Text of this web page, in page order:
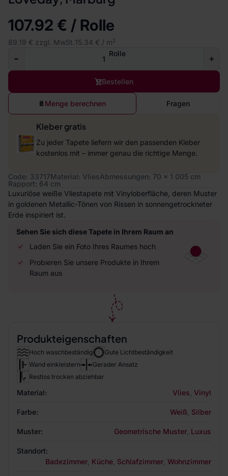
107.92 € / Rolle
89.19 € zzgl. MwSt. 15.34 € / m2
Rolle
Bestellen
Menge berechnen Fragen
Kleber gratis
Zu jeder Tapete liefern wir den passenden Kleber
kostenlos mit – immer genau die richtige Menge.
Code: 33717Material: VliesAbmessungen: 70 x 1 005 cm
Rapport: 64 cm
Luxuriöse weiße Vliestapete mit Vinyloberfläche, deren Muster
in goldenen Metallic-Tönen von Rissen in sonnengetrockneter
Erde inspiriert ist.
Sehen Sie sich diese Tapete in Ihrem Raum an
Laden Sie ein Foto Ihres Raumes hoch
Probieren Sie unsere Produkte in Ihrem
Raum aus
Produkteigenschaften
Hoch waschbeständig
Gute Lichtbeständigkeit
Wand einkleistern
Gerader Ansatz
Restlos trocken abziehbar
Material: Vlies Vinyl
Farbe: Weiß Silber
Muster: Geometrische Muster Luxus
Standort:
Badezimmer Küche Schlafzimmer Wohnzimmer